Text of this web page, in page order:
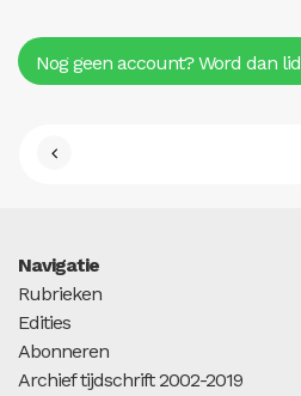
Nog geen account? Word dan lid
Navigatie
Rubrieken
Edities
Abonneren
Archief tijdschrift 2002-2019